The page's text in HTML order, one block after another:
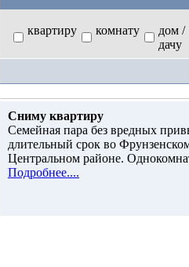
квартиру комнату
дом /
Сниму квартиру
Семейная пара без вредных
длительный срок во
Центральном районе.
Подробнее....